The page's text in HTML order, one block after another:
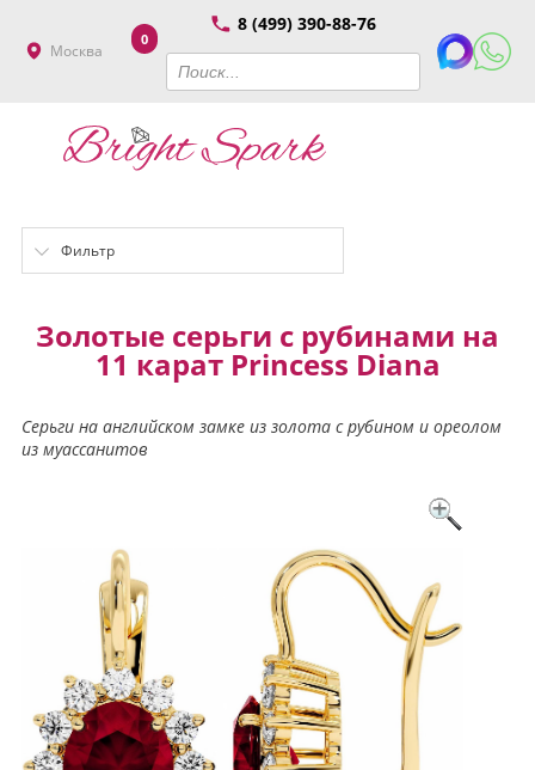
Москва
8 (499) 390-88-76
0
Фильтр
Золотые серьги с рубинами на
11 карат Princess Diana
Серьги на английском замке из золота с рубином и ореолом
из муассанитов